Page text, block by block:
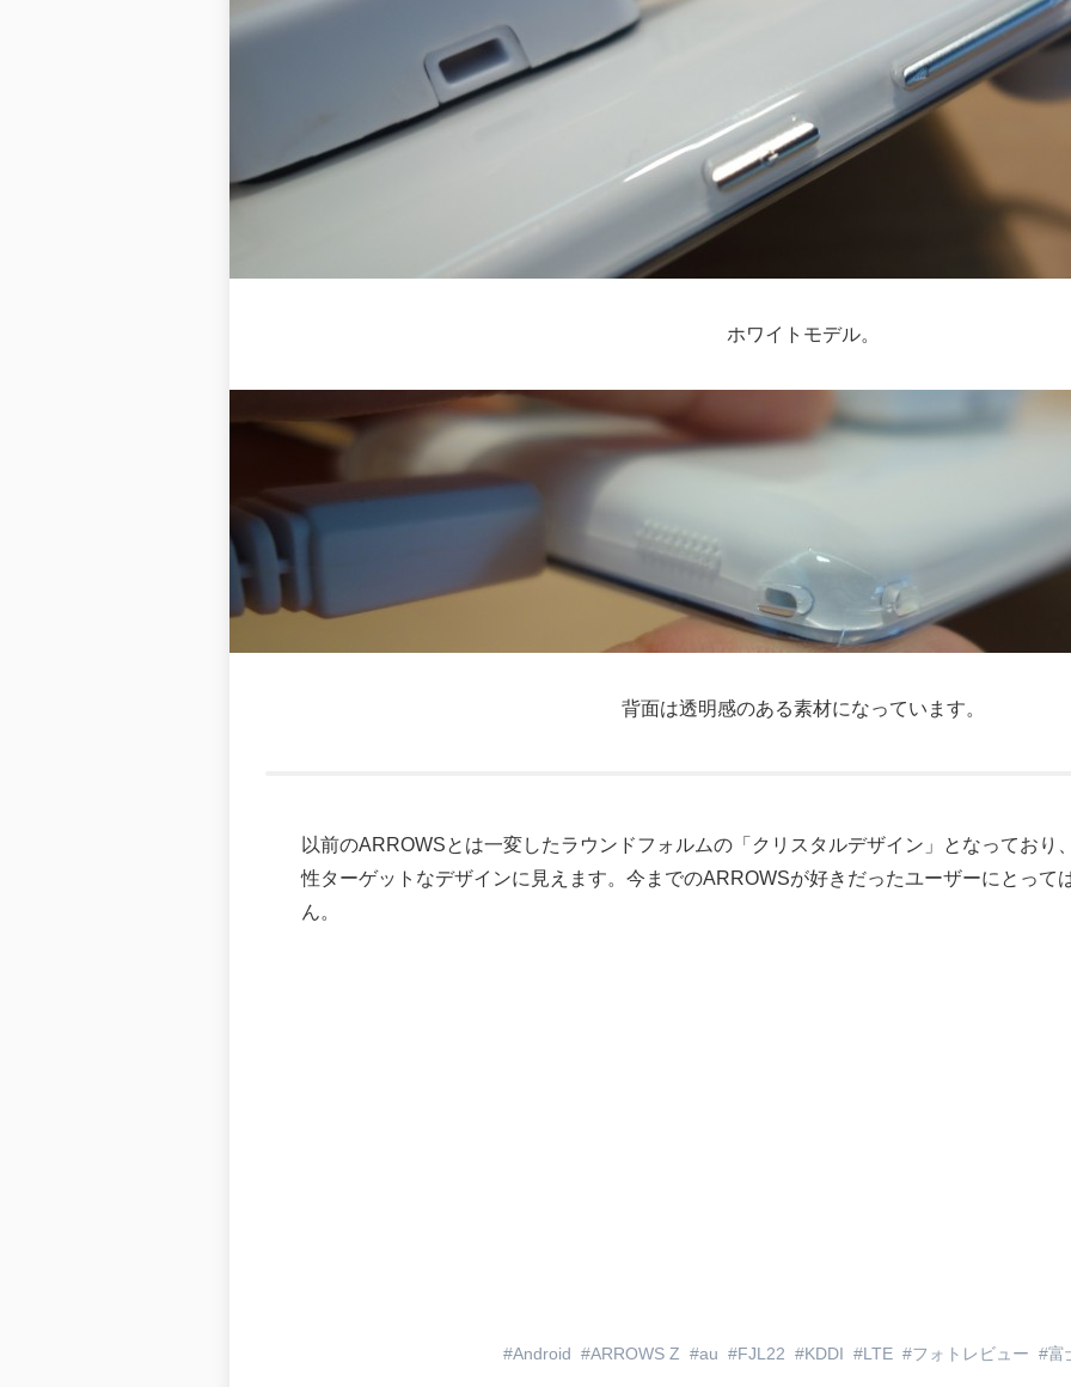
ホワイトモデル。
背面は透明感のある素材になっています。
以前のARROWSとは一変したラウンドフォルムの「クリスタルデザイン」となっており
性ターゲットなデザインに見えます。今までのARROWSが好きだったユーザーにとって
ん。
Android ARROWS Z au FJL22 KDDI LTE フォトレビュー 富